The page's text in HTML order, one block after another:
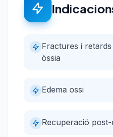
Fractures i
òssia
Edema ossi
Recuperació